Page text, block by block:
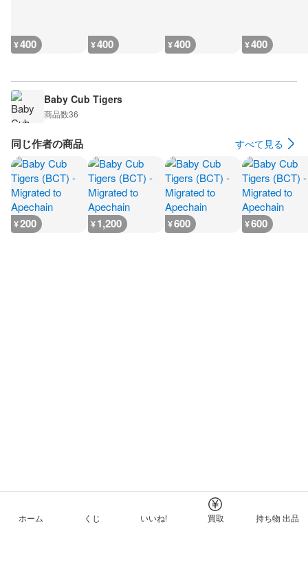
¥400 ¥400 ¥400 ¥400
Baby Cub Tigers
商品数36
同じ作者の商品 すべて見る
¥200 ¥1,200 ¥600 ¥600
ホーム くじ いいね! 買取 持ち物 出品